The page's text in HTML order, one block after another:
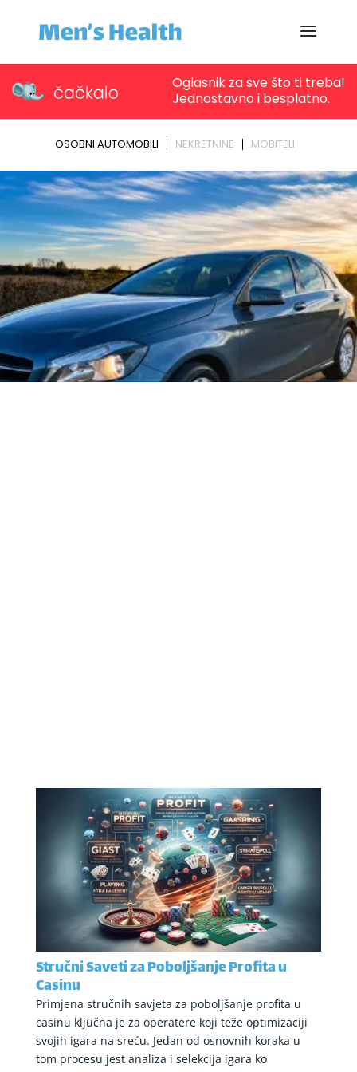
Stručni Saveti za Poboljšanje Profita u
Casinu
Primjena stručnih savjeta za poboljšanje profita u
casinu ključna je za operatere koji teže optimizaciji
svojih igara na sreću. Jedan od osnovnih koraka u
tom procesu jest analiza i selekcija igara ko